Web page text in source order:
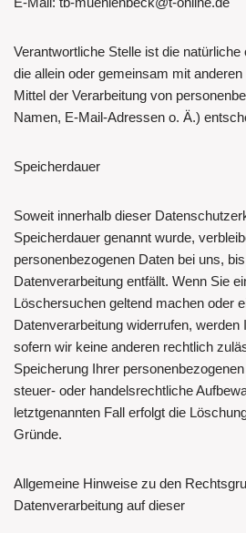
Verantwortliche Stelle ist die
die allein oder gemeinsam mit
Mittel der Verarbeitung von
Namen, E-Mail-Adressen o. Ä.)
Speicherdauer
Soweit innerhalb dieser
Speicherdauer genannt wurde,
personenbezogenen Daten bei uns,
Datenverarbeitung entfällt. Wenn Sie
Löschersuchen geltend machen oder
Datenverarbeitung widerrufen, werden
sofern wir keine anderen rechtlich
Speicherung Ihrer
steuer- oder handelsrechtliche
letztgenannten Fall erfolgt die
Gründe.
Allgemeine Hinweise zu den
Datenverarbeitung auf dieser